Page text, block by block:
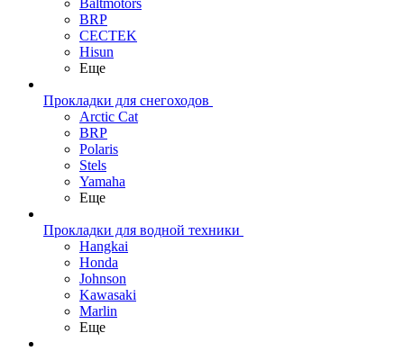
Baltmotors
BRP
CECTEK
Hisun
Еще
Прокладки для снегоходов
Arctic Cat
BRP
Polaris
Stels
Yamaha
Еще
Прокладки для водной техники
Hangkai
Honda
Johnson
Kawasaki
Marlin
Еще